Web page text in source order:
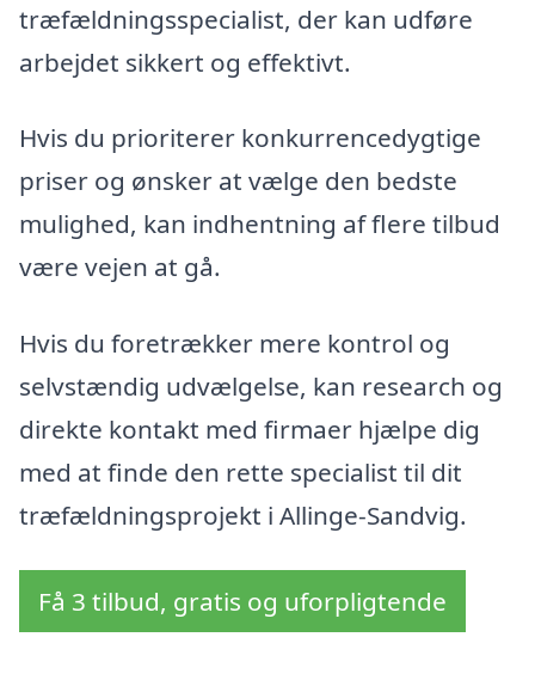
træfældningsspecialist, der kan udføre
arbejdet sikkert og effektivt.
Hvis du prioriterer konkurrencedygtige
priser og ønsker at vælge den bedste
mulighed, kan indhentning af flere tilbud
være vejen at gå.
Hvis du foretrækker mere kontrol og
selvstændig udvælgelse, kan research og
direkte kontakt med firmaer hjælpe dig
med at finde den rette specialist til dit
træfældningsprojekt i Allinge-Sandvig.
Få 3 tilbud, gratis og uforpligtende